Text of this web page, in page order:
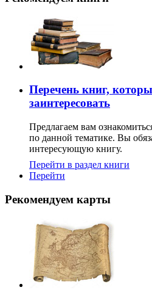
Перечень книг,
заинтересовать
Предлагаем вам
по данной тематике. Вы
интересующую книгу.
Перейти в раздел книги
Перейти
Рекомендуем карты